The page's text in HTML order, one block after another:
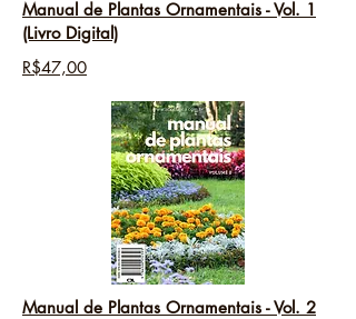
Manual de Plantas Ornamentais - Vol. 1
(Livro Digital)
R$47,00
Manual de Plantas Ornamentais - Vol. 2